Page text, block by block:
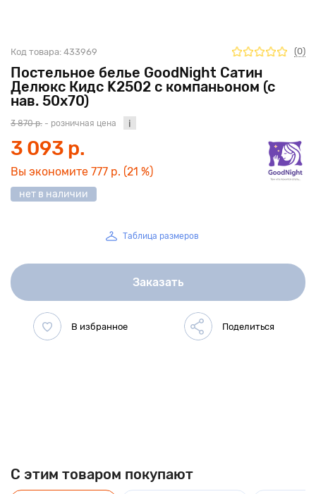
Постельное белье GoodNight Сатин
Делюкс Кидс K2502 с компаньоном (с
нав. 50х70)
Код товара: 433969 (0)
3 870 р. - розничная цена
3 093 р.
Вы экономите 777 р. (21 %)
нет в наличии
Таблица размеров
Заказать
C этим товаром покупают